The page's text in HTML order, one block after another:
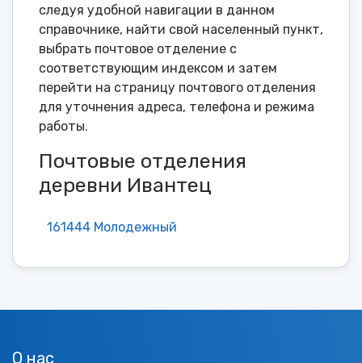
следуя удобной навигации в данном
справочнике, найти свой населенный пункт,
выбрать почтовое отделение с
соответствующим индексом и затем
перейти на страницу почтового отделения
для уточнения адреса, телефона и режима
работы.
Почтовые отделения
деревни Ивантец
161444 Молодежный
О нас